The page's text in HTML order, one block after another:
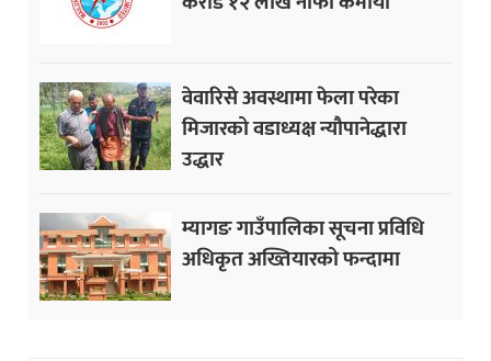
वेवारिसे अवस्थामा फेला परेका
मिजारको वडाध्यक्ष न्यौपानेद्धारा
उद्धार
म्यागङ गाउँपालिका सूचना प्रविधि
अधिकृत अख्तियारको फन्दामा